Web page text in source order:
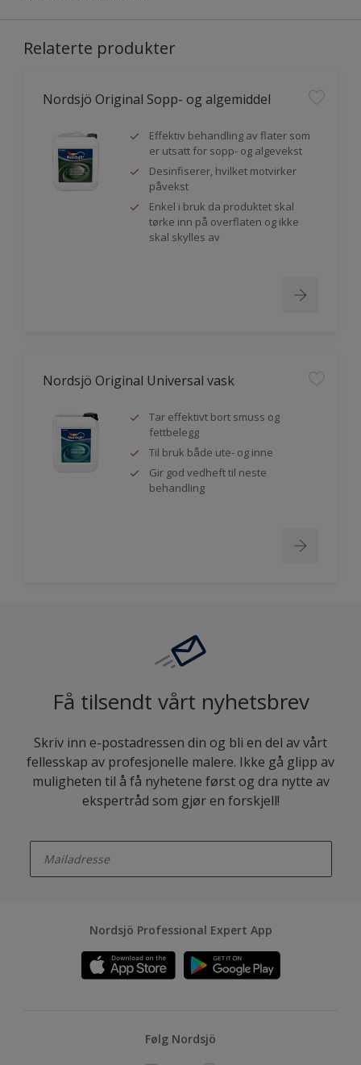
Relaterte produkter
Nordsjö Original Sopp- og algemiddel
Effektiv behandling av flater som
er utsatt for sopp- og algevekst
Desinfiserer, hvilket motvirker
påvekst
Enkel i bruk da produktet skal
tørke inn på overflaten og ikke
skal skylles av
Nordsjö Original Universal vask
Tar effektivt bort smuss og
fettbelegg
Til bruk både ute- og inne
Gir god vedheft til neste
behandling
Få tilsendt vårt nyhetsbrev
Skriv inn e-postadressen din og bli en del av vårt
fellesskap av profesjonelle malere. Ikke gå glipp av
muligheten til å få nyhetene først og dra nytte av
ekspertråd som gjør en forskjell!
Nordsjö Professional Expert App
Følg Nordsjö